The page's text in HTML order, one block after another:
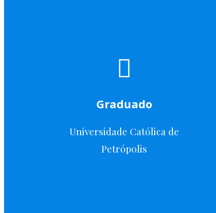
Graduado
Universidade Católica de
Petrópolis